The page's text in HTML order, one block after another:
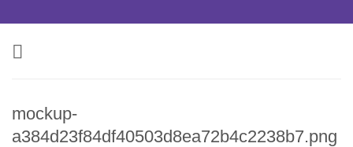
vsebino
mockup-
a384d23f84df40503d8ea72b4c2238b7.png